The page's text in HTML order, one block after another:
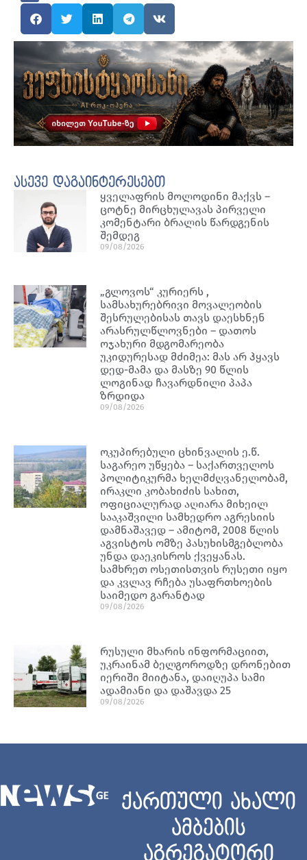
ასევე დაგაინტერესებთ
ყველაფრის მოლოდინი მაქვს –
ცოტნე მირცხულავას პირველი
კომენტარი ბრალის წარდგენის
შემდეგ
09/08/2026
„გლოვოს“ კურიერს ,
სამსახურებრივი მოვალეობის
შესრულებისას თავს დაესხნენ
არასრულწლოვნები – დათოს
ოჯახური მდგომარეობა
უკიდურესად მძიმეა: მას არ ჰყავს
დედ-მამა და მასზე 90 წლის
ლოგინად ჩავარდნილი პაპა
ზრდიდა
09/08/2026
ოკუპირებული ცხინვალის ე.წ.
საგარეო უწყება – საქართველოს
პოლიტიკურმა ხელმძღვანელობამ,
ირაკლი კობახიძის სახით,
ოფიციალურად აღიარა მიხეილ
სააკაშვილი სამხედრო აგრესიის
დამნაშავედ – ამიტომ, 2008 წლის
აგვისტოს ომზე პასუხისმგებლობა
უნდა დაეკისროს ქვეყანას.
სამხრეთ ოსეთისთვის რუსეთი იყო
და კვლავ რჩება უსაფრთხოების
საიმედო გარანტად
09/08/2026
რუსული მხარის ინფორმაციით,
უკრაინამ ბელგოროდზე დრონებით
იერიში მიიტანა, დაიღუპა სამი
ადამიანი და დაშავდა 25
09/08/2026
ქართული ახალი
ამბების
აგრეგატორი